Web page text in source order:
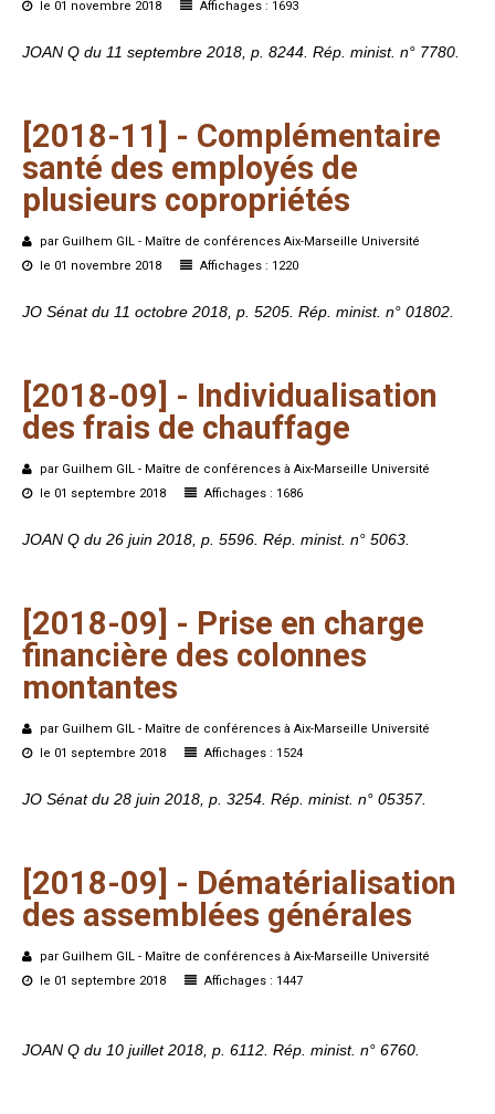
le 01 novembre 2018
Affichages : 1693
JOAN Q du 11 septembre 2018, p. 8244. Rép. minist. n° 7780.
[2018-11] - Complémentaire
santé des employés de
plusieurs copropriétés
par Guilhem GIL - Maître de conférences Aix-Marseille Université
le 01 novembre 2018
Affichages : 1220
JO Sénat du 11 octobre 2018, p. 5205. Rép. minist. n° 01802.
[2018-09] - Individualisation
des frais de chauffage
par Guilhem GIL - Maître de conférences à Aix-Marseille Université
le 01 septembre 2018
Affichages : 1686
JOAN Q du 26 juin 2018, p. 5596. Rép. minist. n° 5063.
[2018-09] - Prise en charge
financière des colonnes
montantes
par Guilhem GIL - Maître de conférences à Aix-Marseille Université
le 01 septembre 2018
Affichages : 1524
JO Sénat du 28 juin 2018, p. 3254. Rép. minist. n° 05357.
[2018-09] - Dématérialisation
des assemblées générales
par Guilhem GIL - Maître de conférences à Aix-Marseille Université
le 01 septembre 2018
Affichages : 1447
JOAN Q du 10 juillet 2018, p. 6112. Rép. minist. n° 6760.